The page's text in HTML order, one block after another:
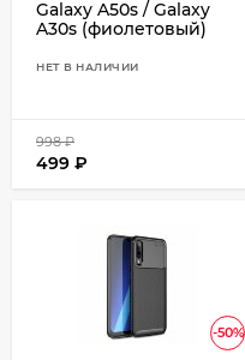
Galaxy A50s / Galaxy
A30s (фиолетовый)
НЕТ В НАЛИЧИИ
998₽
499 ₽
-50%